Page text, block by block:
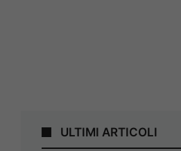
ULTIMI ARTICOLI